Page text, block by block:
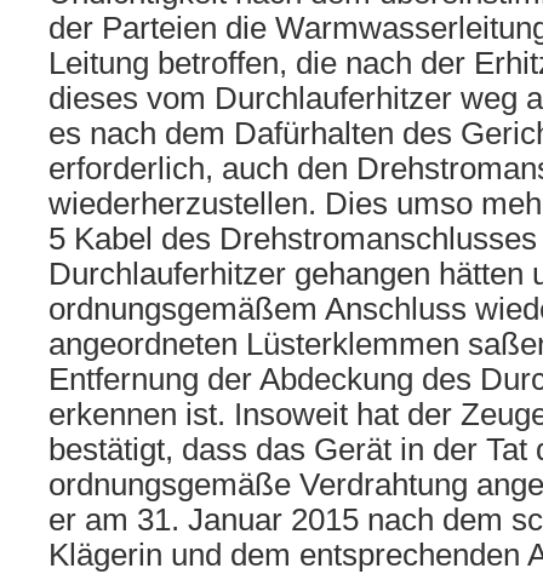
der Parteien die
Leitung betroffen, die nach der
dieses vom Durchlauferhitzer weg
es nach dem Dafürhalten des
erforderlich, auch den
wiederherzustellen. Dies umso
5 Kabel des
Durchlauferhitzer gehangen hätten
ordnungsgemäßem Anschluss
angeordneten Lüsterklemmen
Entfernung der Abdeckung des
erkennen ist. Insoweit hat der
bestätigt, dass das Gerät in der Tat
ordnungsgemäße Verdrahtung
er am 31. Januar 2015 nach dem
Klägerin und dem entsprechenden